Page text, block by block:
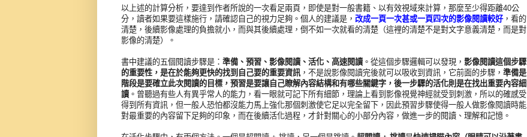
以上述的計算分析，要達到作者所說的一次看足兩頁，即使是對一般書籍、以有效視域來計算，那麼至少得距離40公
分，讀者如果要這樣施行，請確認自己的視力足夠。個人的建議是， 改成一頁一次甚或一頁四次的影像閱讀較好，看的
清楚，後續影像處理的負擔就小，而與其後續處理，倒不如一次就看的清楚（這裡的清楚不是對文字意義清楚，而是對
影像的清楚）。
書中建議的五個閱讀步驟是： 準備、預習、影像閱讀、活化、高速閱讀 。從這個步驟邏輯可以發現， 影像閱讀這個步驟
的重要性，是在於能夠更快的找到自己要的重要資訊 ，不是說影像閱讀完後就可以吸收到資訊，它前面的步驟， 準備是
階段是要確立此次閱讀的目標，預習是要讓自己瞭解內容結構和有哪些關鍵字，後一步驟的活化則是在找出重要內容細
讀 。曾聽過有些人有異乎常人的能力，看一眼就可記下所有細節，理論上看到影像視覺神經就受到刺激，所以的確感受
得到所有資訊，但一般人恐怕都沒能力馬上強化那個刺激使它足以完全留下，因此預習步驟使得一般人做影像閱讀時能
對最重要的內容留下足夠的印象，而在後續活化過程，才針對關心的小部分內容，做進一步的閱讀、理解和記憶。